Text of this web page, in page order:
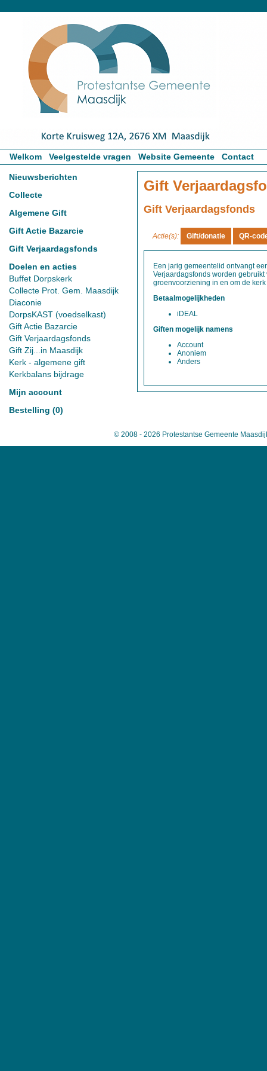
Welkom Veelgestelde vragen Website Gemeente Contact
Gift
Gift Verjaardagsfonds
Actie(s):
Een jarig gemeentelid ontvangt
Verjaardagsfonds worden
groenvoorziening in en om de
Betaalmogelijkheden
iDEAL
Giften mogelijk namens
Account
Anoniem
Anders
Nieuwsberichten
Collecte
Algemene Gift
Gift Actie Bazarcie
Gift Verjaardagsfonds
Doelen en acties
Buffet Dorpskerk
Collecte Prot. Gem. Maasdijk
Diaconie
DorpsKAST (voedselkast)
Gift Actie Bazarcie
Gift Verjaardagsfonds
Gift Zij...in Maasdijk
Kerk - algemene gift
Kerkbalans bijdrage
Mijn account
Bestelling (0)
© 2008 - 2026 Protestantse Gemeente